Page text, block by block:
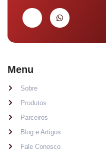
Menu
Sobre
Produtos
Parceiros
Blog e Artigos
Fale Conosco